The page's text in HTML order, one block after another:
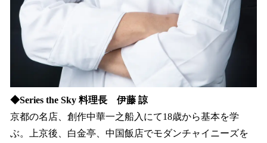
◆Series the Sky 料理長 伊藤 諒
京都の名店、創作中華一之船入にて18歳から基本を学
ぶ。上京後、白金亭、中国飯店でモダンチャイニーズを